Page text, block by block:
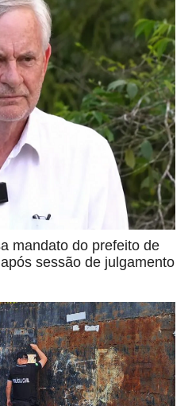
mandato do prefeito de
sessão de julgamento